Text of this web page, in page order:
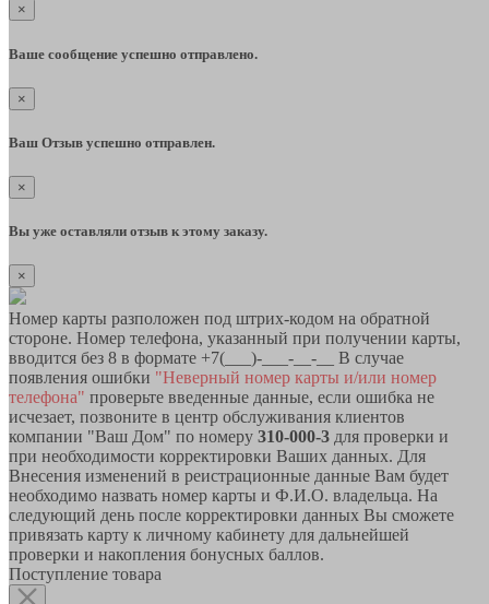
×
Ваше сообщение успешно отправлено.
×
Ваш Отзыв успешно отправлен.
×
Вы уже оставляли отзыв к этому заказу.
×
Номер карты разположен под штрих-кодом на обратной
стороне. Номер телефона, указанный при получении карты,
вводится без 8 в формате +7(___)-___-__-__ В случае
появления ошибки "Неверный номер карты и/или номер
телефона" проверьте введенные данные, если ошибка не
исчезает, позвоните в центр обслуживания клиентов
компании "Ваш Дом" по номеру 310-000-3 для проверки и
при необходимости корректировки Ваших данных. Для
Внесения изменений в реистрационные данные Вам будет
необходимо назвать номер карты и Ф.И.О. владельца. На
следующий день после корректировки данных Вы сможете
привязать карту к личному кабинету для дальнейшей
проверки и накопления бонусных баллов.
Поступление товара